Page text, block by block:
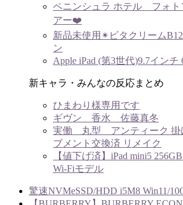
ペニンシュラ ホテル フォ
アー❤️
新品未使用✴︎ビタクリーム
ン
Apple iPad (第3世代)9.7イン
新キャラ・みんなの反応まとめ
ひまわり様専用です
ギヴン 香水 佐藤真冬
実働 丸型 アンティーク 掛
ブメント交換済 リメイク
【値下げ済】iPad mini5
Wi-Fiモデル
驚速NVMeSSD/HDD i5M8 Win11/